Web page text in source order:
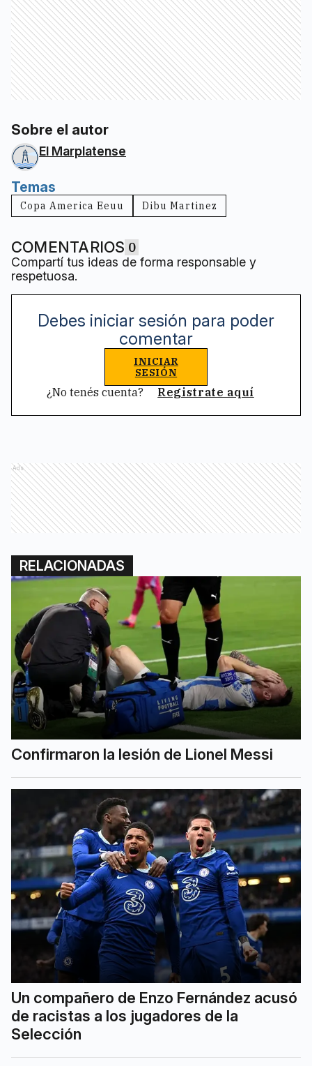
Sobre el autor
El Marplatense
Temas
Copa America Eeuu Dibu Martinez
COMENTARIOS 0
Compartí tus ideas de forma responsable y
respetuosa.
Debes iniciar sesión para poder
comentar
INICIAR
SESIÓN
¿No tenés cuenta? Registrate aquí
Ads
RELACIONADAS
Confirmaron la lesión de Lionel Messi
Un compañero de Enzo Fernández acusó
de racistas a los jugadores de la
Selección